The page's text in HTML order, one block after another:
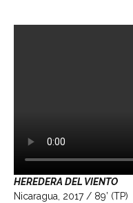
HEREDERA DEL VIENTO
Nicaragua, 2017 / 89’ (TP)